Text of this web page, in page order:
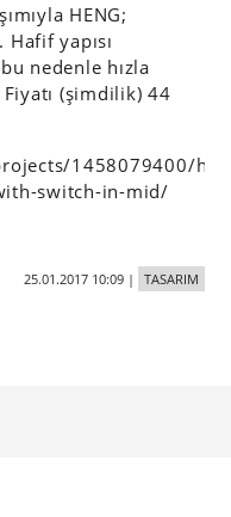
HENG;
yapısı
nedenle hızla
(şimdilik) 44
1458079400/
switch-in-mid/
25.01.2017 10:09| TASARIM